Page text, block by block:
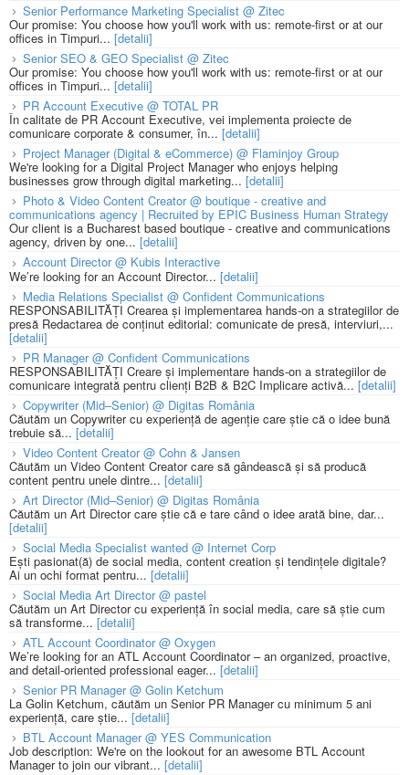
Senior Performance Marketing Specialist @ Zitec
Our promise: You choose how you'll work with us: remote-first or at our
offices in Timpuri... [detalii]
Senior SEO & GEO Specialist @ Zitec
Our promise: You choose how you'll work with us: remote-first or at our
offices in Timpuri... [detalii]
PR Account Executive @ TOTAL PR
În calitate de PR Account Executive, vei implementa proiecte de
comunicare corporate & consumer, în... [detalii]
Project Manager (Digital & eCommerce) @ Flaminjoy Group
We're looking for a Digital Project Manager who enjoys helping
businesses grow through digital marketing... [detalii]
Photo & Video Content Creator @ boutique - creative and
communications agency | Recruited by EPIC Business Human Strategy
Our client is a Bucharest based boutique - creative and communications
agency, driven by one... [detalii]
Account Director @ Kubis Interactive
We’re looking for an Account Director... [detalii]
Media Relations Specialist @ Confident Communications
RESPONSABILITĂȚI Crearea și implementarea hands-on a strategiilor de
presă Redactarea de conținut editorial: comunicate de presă, interviuri,...
[detalii]
PR Manager @ Confident Communications
RESPONSABILITĂȚI Creare și implementare hands-on a strategiilor de
comunicare integrată pentru clienți B2B & B2C Implicare activă... [detalii]
Copywriter (Mid–Senior) @ Digitas România
Căutăm un Copywriter cu experiență de agenție care știe că o idee bună
trebuie să... [detalii]
Video Content Creator @ Cohn & Jansen
Căutăm un Video Content Creator care să gândească și să producă
content pentru unele dintre... [detalii]
Art Director (Mid–Senior) @ Digitas România
Căutăm un Art Director care știe că e tare când o idee arată bine, dar...
[detalii]
Social Media Specialist wanted @ Internet Corp
Ești pasionat(ă) de social media, content creation și tendințele digitale?
Ai un ochi format pentru... [detalii]
Social Media Art Director @ pastel
Căutăm un Art Director cu experiență în social media, care să știe cum
să transforme... [detalii]
ATL Account Coordinator @ Oxygen
We’re looking for an ATL Account Coordinator – an organized, proactive,
and detail-oriented professional eager... [detalii]
Senior PR Manager @ Golin Ketchum
La Golin Ketchum, căutăm un Senior PR Manager cu minimum 5 ani
experiență, care știe... [detalii]
BTL Account Manager @ YES Communication
Job description: We're on the lookout for an awesome BTL Account
Manager to join our vibrant... [detalii]